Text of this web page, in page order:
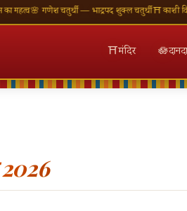
🌸 गणेश चतुर्थी — भाद्रपद शुक्ल चतुर्थी⛩ काशी
⛩मंदिर 🪷